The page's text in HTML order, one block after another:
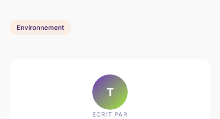
Environnement
T
ECRIT PAR